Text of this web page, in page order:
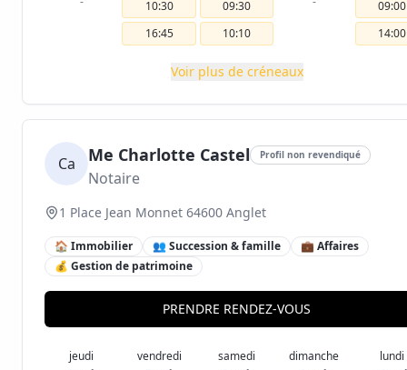
10:30
16:45
09:30
10:10
09:00
14:00
Voir plus de créneaux
Ca Me Charlotte Castel Profil non revendiqué
Notaire
1 Place Jean Monnet 64600 Anglet
🏠 Immobilier 👥 Succession & famille
💼 Affaires
💰 Gestion de patrimoine
PRENDRE RENDEZ-VOUS
jeudi
vendredi
samedi
dimanche
lundi